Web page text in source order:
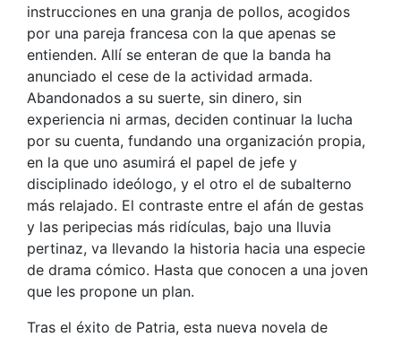
instrucciones en una granja de pollos, acogidos
por una pareja francesa con la que apenas se
entienden. Allí se enteran de que la banda ha
anunciado el cese de la actividad armada.
Abandonados a su suerte, sin dinero, sin
experiencia ni armas, deciden continuar la lucha
por su cuenta, fundando una organización propia,
en la que uno asumirá el papel de jefe y
disciplinado ideólogo, y el otro el de subalterno
más relajado. El contraste entre el afán de gestas
y las peripecias más ridículas, bajo una lluvia
pertinaz, va llevando la historia hacia una especie
de drama cómico. Hasta que conocen a una joven
que les propone un plan.
Tras el éxito de Patria, esta nueva novela de